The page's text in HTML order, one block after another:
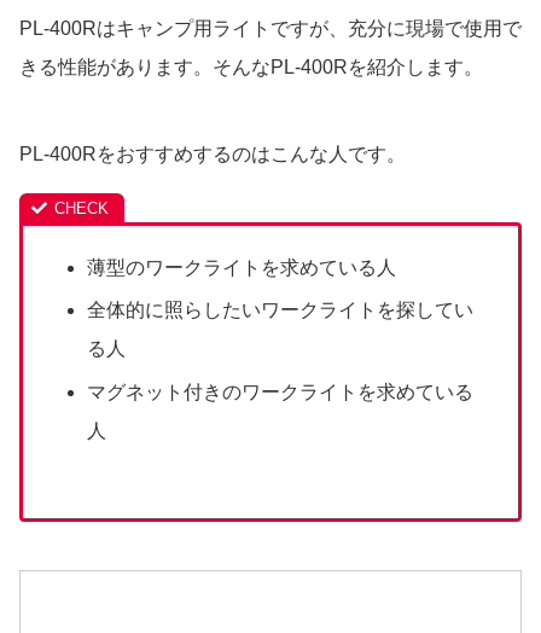
PL-400Rはキャンプ用ライトですが、充分に現場で使用で
きる性能があります。そんなPL-400Rを紹介します。
PL-400Rをおすすめするのはこんな人です。
薄型のワークライトを求めている人
全体的に照らしたいワークライトを探してい
る人
マグネット付きのワークライトを求めている
人